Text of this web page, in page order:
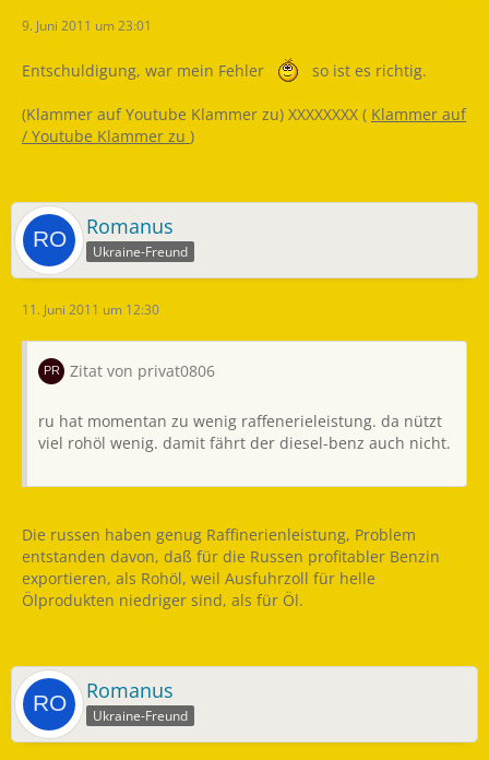
9. Juni 2011 um 23:01
Entschuldigung, war mein Fehler so ist es richtig.
(Klammer auf Youtube Klammer zu) XXXXXXXX ( Klammer auf
/ Youtube Klammer zu )
Romanus
Ukraine-Freund
11. Juni 2011 um 12:30
Zitat von privat0806
ru hat momentan zu wenig raffenerieleistung. da nützt
viel rohöl wenig. damit fährt der diesel-benz auch nicht.
Die russen haben genug Raffinerienleistung, Problem
entstanden davon, daß für die Russen profitabler Benzin
exportieren, als Rohöl, weil Ausfuhrzoll für helle
Ölprodukten niedriger sind, als für Öl.
Romanus
Ukraine-Freund